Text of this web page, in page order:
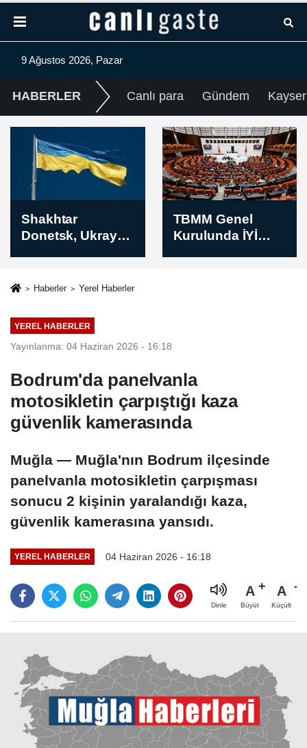
9 Ağustos 2026, Pazar
HABERLER Canlı para Gündem
TBMM Genel
Kurulunda İYİ
edilmedi
Rusya:
Ukrayna’nın İHA
Haberler Yerel Haberler
YEREL HABERLER
Yayınlanma: 04 Haziran 2026 - 16:18
Bodrum'da panelvanla
motosikletin çarpıştığı kaza
güvenlik kamerasında
Muğla — Muğla'nın Bodrum ilçesinde
panelvanla motosikletin çarpışması
sonucu 2 kişinin yaralandığı kaza,
güvenlik kamerasına yansıdı.
YEREL HABERLER 04 Haziran 2026 - 16:18
Dinle
A
Büyüt
A
Küçült